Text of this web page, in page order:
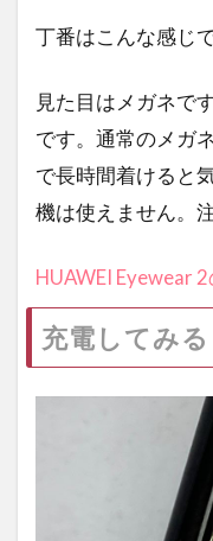
丁番はこんな感じで
見た目はメガネで
です。通常のメガ
で長時間着けると
機は使えません。
HUAWEI Eyewear
充電してみる